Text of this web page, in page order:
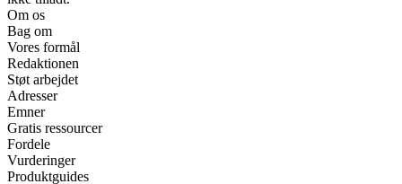
Om os
Bag om
Vores formål
Redaktionen
Støt arbejdet
Adresser
Emner
Gratis ressourcer
Fordele
Vurderinger
Produktguides